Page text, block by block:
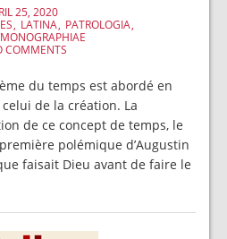
25, 2020
LATINA PATROLOGIA
COMMENTS
du temps est abordé en
de la création. La
de ce concept de temps, le
polémique d’Augustin
faisait Dieu avant de faire le